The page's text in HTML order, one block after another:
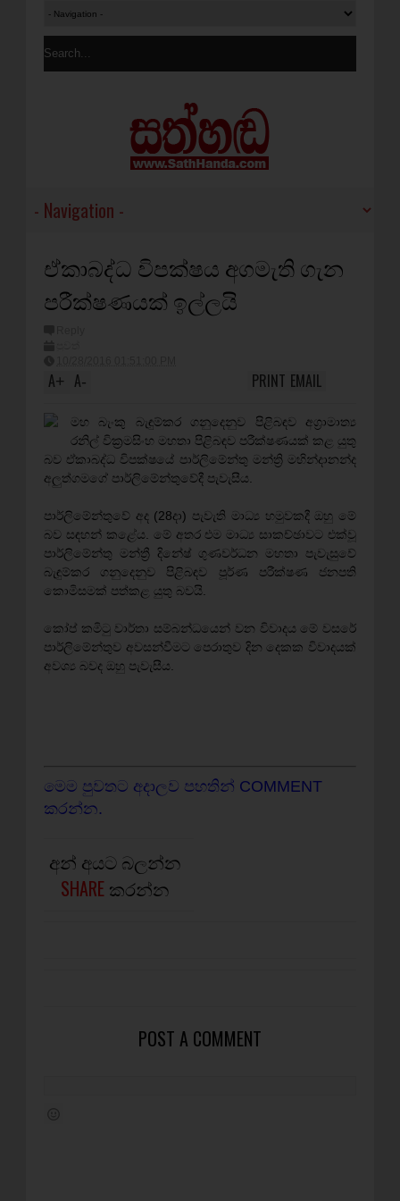
ඒකාබද්ධ විපක්ෂය අගමැති ගැන
පරීක්ෂණයක් ඉල්ලයි
A+ A- EMAIL
PRINT
මහ බැංකු බැඳුම්කර ගනුදෙනුව පිළිබඳව අග්‍රාමාත්‍ය
රනිල් වික්‍රමසිංහ මහතා පිළිබඳව පරීක්ෂණයක් කළ යුතු
බව ඒකාබද්ධ විපක්ෂයේ පාර්ලිමේන්තු මන්ත්‍රි මහින්දානන්ද
අලුත්ගමගේ පාර්ලිමේන්තුවේදී පැවැසීය.
පාර්ලිමේන්තුවේ අද (28දා) පැවැති මාධ්‍ය හමුවකදී ඔහු මේ
බව සඳහන් කළේය. මේ අතර එම මාධ්‍ය සාකච්ඡාවට එක්වූ
පාර්ලිමේන්තු මන්ත්‍රී දිනේෂ් ගුණවර්ධන මහතා පැවැසුවේ
බැඳුම්කර ගනුදෙනුව පිළිබඳව පූර්ණ පරීක්ෂණ ජනපති
කොමිසමක් පත්කළ යුතු බවයි.
කෝප් කමිටු වාර්තා සම්බන්ධයෙන් වන විවාදය මේ වසරේ
පාර්ලිමේන්තුව අවසන්වීමට පෙරාතුව දින දෙකක විවාදයක්
අවශ්‍ය බවද ඔහු පැවැසීය.
මෙම පුවතට අදාලව පහතින් COMMENT
කරන්න.
අන් අයට බලන්න
SHARE කරන්න
POST A COMMENT